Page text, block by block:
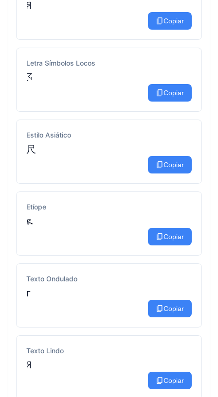
ꋪ
content_copyCopiar
Letra Símbolos Locos
𖦪
content_copyCopiar
Estilo Asiático
尺
content_copyCopiar
Etíope
ዪ
content_copyCopiar
Texto Ondulado
ᴦ
content_copyCopiar
Texto Lindo
ꋪ
content_copyCopiar